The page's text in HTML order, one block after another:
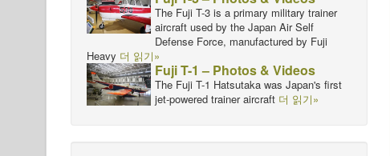
The Fuji T-3 is a primary military trainer
aircraft used by the Japan Air Self
Defense Force, manufactured by Fuji
Heavy 더 읽기»
Fuji T-1 – Photos & Videos
The Fuji T-1 Hatsutaka was Japan's first
jet-powered trainer aircraft 더 읽기»